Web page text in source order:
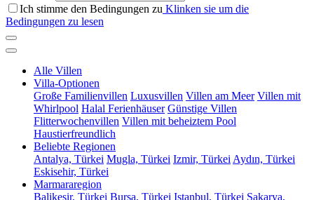
Ich stimme den Bedingungen zu Klinken sie um die
Bedingungen zu lesen
Alle Villen
Villa-Optionen
Große Familienvillen Luxusvillen Villen am Meer Villen mit
Whirlpool Halal Ferienhäuser Günstige Villen
Flitterwochenvillen Villen mit beheiztem Pool
Haustierfreundlich
Beliebte Regionen
Antalya, Türkei Mugla, Türkei Izmir, Türkei Aydın, Türkei
Eskisehir, Türkei
Marmararegion
Balikesir, Türkei Bursa, Türkei Istanbul, Türkei Sakarya,